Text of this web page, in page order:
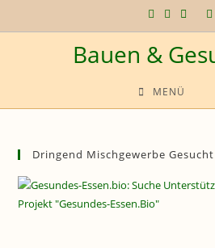
Inhalt
Bauen &
MENÜ
Dringend Mischgewerbe Gesucht